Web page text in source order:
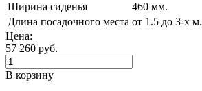
Ширина сиденья
460 мм.
Длина посадочного места от 1.5 до 3-х м.
Цена:
57 260 руб.
В корзину